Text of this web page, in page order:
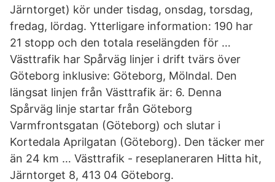
Järntorget) kör under tisdag, onsdag, torsdag,
fredag, lördag. Ytterligare information: 190 har
21 stopp och den totala reselängden för …
Västtrafik har Spårväg linjer i drift tvärs över
Göteborg inklusive: Göteborg, Mölndal. Den
längsat linjen från Västtrafik är: 6. Denna
Spårväg linje startar från Göteborg
Varmfrontsgatan (Göteborg) och slutar i
Kortedala Aprilgatan (Göteborg). Den täcker mer
än 24 km … Västtrafik - reseplaneraren Hitta hit,
Järntorget 8, 413 04 Göteborg.